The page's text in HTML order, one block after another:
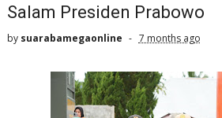
Salam Presiden Prabowo
by suarabamegaonline 7 months ago